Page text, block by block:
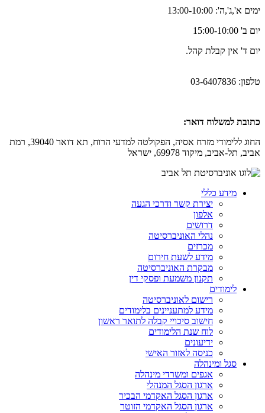
ימים א',ג',ה': 13:00-10:00
יום ב' 15:00-10:00
יום ד' אין קבלת קהל.
​טלפון: 03-6407836
כתובת למשלוח דואר:
החוג ללימודי מזרח אסיה, הפקולטה למדעי הרוח, תא דואר 39040, רמת
אביב, תל-אביב, מיקוד 69978, ישראל
מידע כללי
יצירת קשר ודרכי הגעה
אלפון
דרושים
נהלי האוניברסיטה
מכרזים
מידע לשעת חירום
מבקרת האוניברסיטה
תקנון משמעת ופסקי דין
לימודים
רישום לאוניברסיטה
מידע למתעניינים בלימודים
חישוב סיכויי קבלה לתואר ראשון
לוח שנת הלימודים
ידיעונים
כניסה לאזור האישי
סגל ומינהלה
אגפים ומשרדי מינהלה
ארגון הסגל המנהלי
ארגון הסגל האקדמי הבכיר
ארגון הסגל האקדמי הזוטר